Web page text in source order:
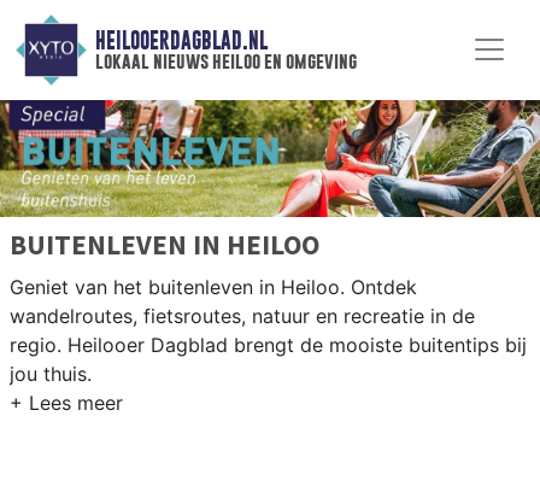
HEILOOERDAGBLAD.NL
lokaal nieuws heiloo en omgeving
BUITENLEVEN IN HEILOO
Geniet van het buitenleven in Heiloo. Ontdek
wandelroutes, fietsroutes, natuur en recreatie in de
regio. Heilooer Dagblad brengt de mooiste buitentips bij
jou thuis.